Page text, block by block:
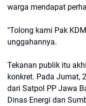
warga mendapat
"Tolong kami Pak KDM
unggahannya.
Tekanan publik itu
konkret. Pada Jumat,
dari Satpol PP Jawa
Dinas Energi dan